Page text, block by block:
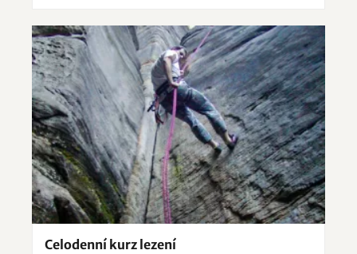
Celodenní kurz lezení